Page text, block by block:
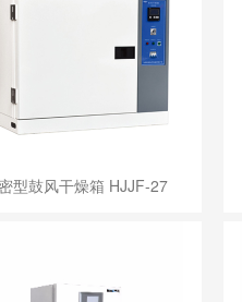
型鼓风干燥箱 HJJF-27